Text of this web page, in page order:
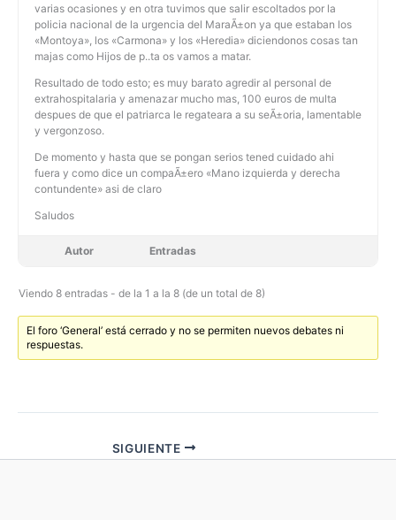
varias ocasiones y en otra tuvimos que salir escoltados por la
policia nacional de la urgencia del MaraÃ±on ya que estaban los
«Montoya», los «Carmona» y los «Heredia» diciendonos cosas tan
majas como Hijos de p..ta os vamos a matar.
Resultado de todo esto; es muy barato agredir al personal de
extrahospitalaria y amenazar mucho mas, 100 euros de multa
despues de que el patriarca le regateara a su seÃ±oria, lamentable
y vergonzoso.
De momento y hasta que se pongan serios tened cuidado ahi
fuera y como dice un compaÃ±ero «Mano izquierda y derecha
contundente» asi de claro
Saludos
Autor Entradas
Viendo 8 entradas - de la 1 a la 8 (de un total de 8)
El foro ‘General’ está cerrado y no se permiten nuevos debates ni
respuestas.
SIGUIENTE